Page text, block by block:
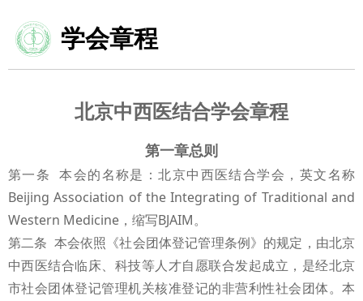
北京中西医结合学会章程
第一章总则
第一条 本会的名称是：北京中西医结合学会，英文名称
Beijing Association of the Integrating of Traditional and
Western Medicine，缩写BJAIM。
第二条 本会依照《社会团体登记管理条例》的规定，由北京
中西医结合临床、科技等人才自愿联合发起成立，是经北京
市社会团体登记管理机关核准登记的非营利性社会团体。本
学会章程